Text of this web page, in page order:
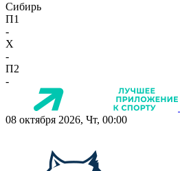
Сибирь
П1
-
X
-
П2
-
08 октября 2026, Чт, 00:00